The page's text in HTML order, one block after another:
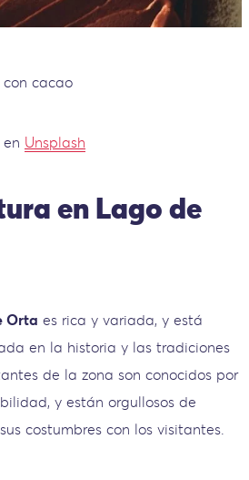
con cacao
en Unsplash
en Lago de
Orta es rica y variada, y está
en la historia y las tradiciones
de la zona son conocidos por
y están orgullosos de
costumbres con los visitantes.